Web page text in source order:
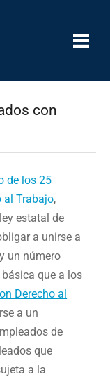
con
de los 25
al Trabajo,
estatal de
a unirse a
un número
que a los
Derecho al
a un
de
que
a la